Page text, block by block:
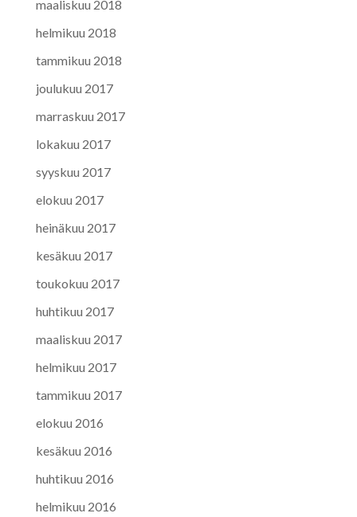
maaliskuu 2018
helmikuu 2018
tammikuu 2018
joulukuu 2017
marraskuu 2017
lokakuu 2017
syyskuu 2017
elokuu 2017
heinäkuu 2017
kesäkuu 2017
toukokuu 2017
huhtikuu 2017
maaliskuu 2017
helmikuu 2017
tammikuu 2017
elokuu 2016
kesäkuu 2016
huhtikuu 2016
helmikuu 2016